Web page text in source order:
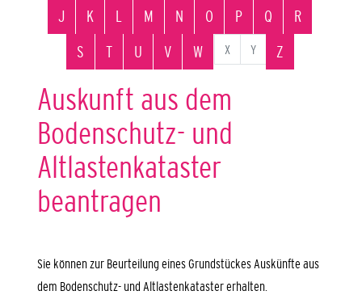
J
K L M N O P Q
R
S
T U V W X Y Z
Auskunft aus dem
Bodenschutz- und
Altlastenkataster
beantragen
Sie können zur Beurteilung eines Grundstückes Auskünfte aus
dem Bodenschutz- und Altlastenkataster erhalten.